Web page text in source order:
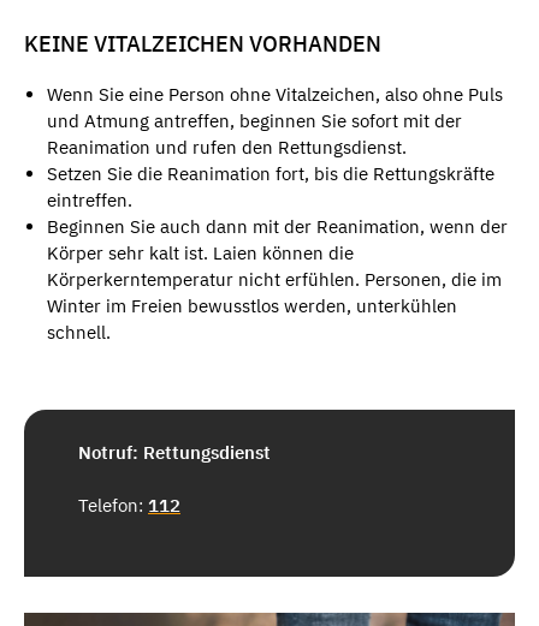
KEINE VITALZEICHEN VORHANDEN
Wenn Sie eine Person ohne Vitalzeichen, also ohne Puls
und Atmung antreffen, beginnen Sie sofort mit der
Reanimation und rufen den Rettungsdienst.
Setzen Sie die Reanimation fort, bis die Rettungskräfte
eintreffen.
Beginnen Sie auch dann mit der Reanimation, wenn der
Körper sehr kalt ist. Laien können die
Körperkerntemperatur nicht erfühlen. Personen, die im
Winter im Freien bewusstlos werden, unterkühlen
schnell.
Notruf: Rettungsdienst
Telefon: 112